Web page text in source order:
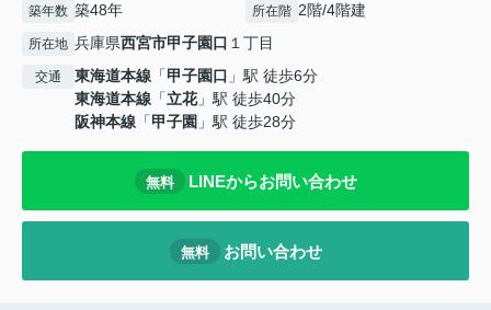
築年数 築48年 所在階 2階/4階建
所在地 兵庫県西宮市甲子園口 １丁目
交通 東海道本線 「甲子園口 」駅 徒歩6分
東海道本線 「立花」駅 徒歩40分
阪神本線 「甲子園 」駅 徒歩28分
無料 LINEからお問い合わせ
無料 お問い合わせ